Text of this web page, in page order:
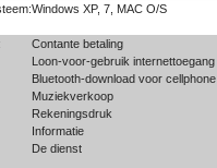
Windows XP, 7, MAC O/S
Contante betaling
Loon-voor-gebruik internettoegang
Bluetooth-download voor cellphone
Muziekverkoop
Rekeningsdruk
Informatie
De dienst